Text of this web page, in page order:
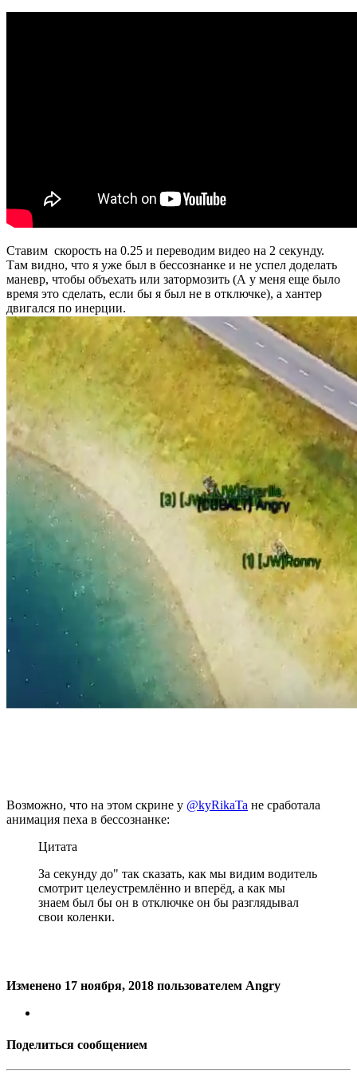
Cтавим скорость на 0.25 и переводим видео на 2 секунду.
Там видно, что я уже был в бессознанке и не успел доделать
маневр, чтобы объехать или затормозить (А у меня еще было
время это сделать, если бы я был не в отключке), а хантер
двигался по инерции.
Возможно, что на этом скрине у @kyRikaTa не сработала
анимация пеха в бессознанке:
Цитата
За секунду до" так сказать, как мы видим водитель
смотрит целеустремлённо и вперёд, а как мы
знаем был бы он в отключке он бы разглядывал
свои коленки.
Изменено 17 ноября, 2018 пользователем Angry
Поделиться сообщением